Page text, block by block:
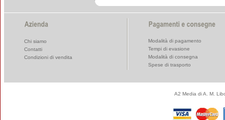
Chi siamo
Contatti
Condizioni di vendita
Modalità di pagamento
Tempi di evasione
Modalità di consegna
Spese di trasporto
A2 Media di A. M.